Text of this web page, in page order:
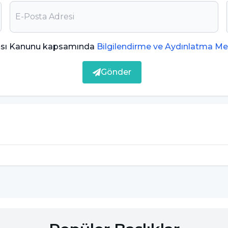
önerilen hem de bireyin evde kendi
en son çarenin ilaç kullanımı olduğu
Kanunu kapsamında Bilgilendirme ve Aydınlatma
Gönder